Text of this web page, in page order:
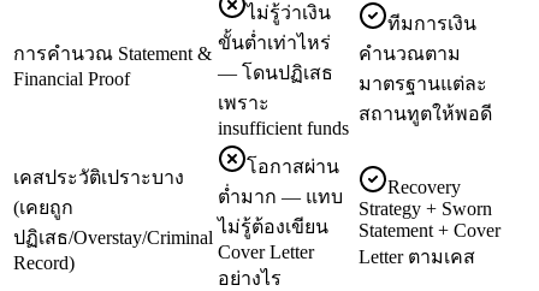
การคำนวณ Statement &
Financial Proof
ไม่รู้ว่าเงิน
ขั้นต่ำเท่าไหร่
— โดนปฏิเสธ
เพราะ
insufficient funds
ทีมการเงิน
คำนวณตาม
มาตรฐานแต่ละ
สถานทูตให้พอดี
เคสประวัติเปราะบาง
(เคยถูก
ปฏิเสธ/Overstay/Criminal
Record)
โอกาสผ่าน
ต่ำมาก — แทบ
ไม่รู้ต้องเขียน
Cover Letter
อย่างไร
Recovery
Strategy + Sworn
Statement + Cover
Letter ตามเคส